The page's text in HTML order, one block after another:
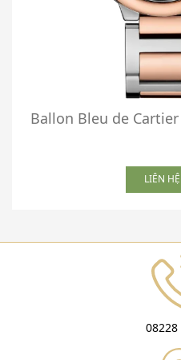
Ballon Bleu de
LIÊN HỆ
08228